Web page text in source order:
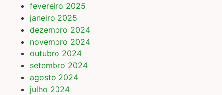
fevereiro 2025
janeiro 2025
dezembro 2024
novembro 2024
outubro 2024
setembro 2024
agosto 2024
julho 2024